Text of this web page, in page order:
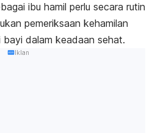
ibu hamil perlu secara rutin
pemeriksaan kehamilan
dalam keadaan sehat.
Iklan